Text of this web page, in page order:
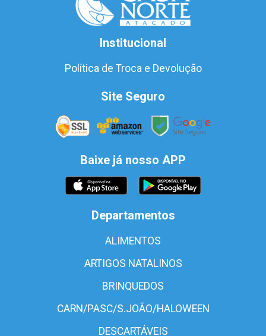
Institucional
Política de Troca e Devolução
Site Seguro
Baixe já nosso APP
Departamentos
ALIMENTOS
ARTIGOS NATALINOS
BRINQUEDOS
CARN/PASC/S.JOÃO/HALOWEEN
DESCARTÁVEIS